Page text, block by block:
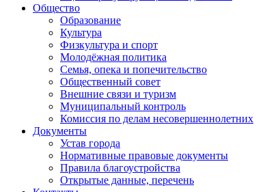
Общество
Образование
Культура
Физкультура и спорт
Молодёжная политика
Семья, опека и попечительство
Общественный совет
Внешние связи и туризм
Муниципальный контроль
Комиссия по делам несовершеннолетних
Документы
Устав города
Нормативные правовые документы
Правила благоустройства
Открытые данные, перечень